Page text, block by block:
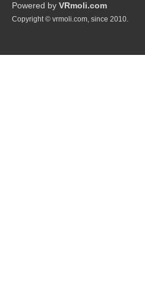
Powered by VRmoli.com
Copyright © vrmoli.com, since 2010.